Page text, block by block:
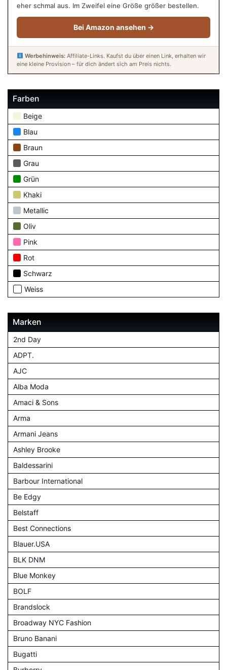
eher schmal aus. Im Zweifel eine Größe größer bestellen.
Bei Amazon ansehen →
Werbehinweis:Affiliate-Links. Kaufst du über einen Link, erhalten wir
eine kleine Provision – für dich ändert sich am Preis nichts.
Farben
Beige
Blau
Braun
Grau
Grün
Khaki
Metallic
Oliv
Pink
Rot
Schwarz
Weiss
Marken
2nd Day
ADPT.
AJC
Alba Moda
Amaci & Sons
Arma
Armani Jeans
Ashley Brooke
Baldessarini
Barbour International
Be Edgy
Belstaff
Best Connections
Blauer.USA
BLK DNM
Blue Monkey
BOLF
Brandslock
Broadway NYC Fashion
Bruno Banani
Bugatti